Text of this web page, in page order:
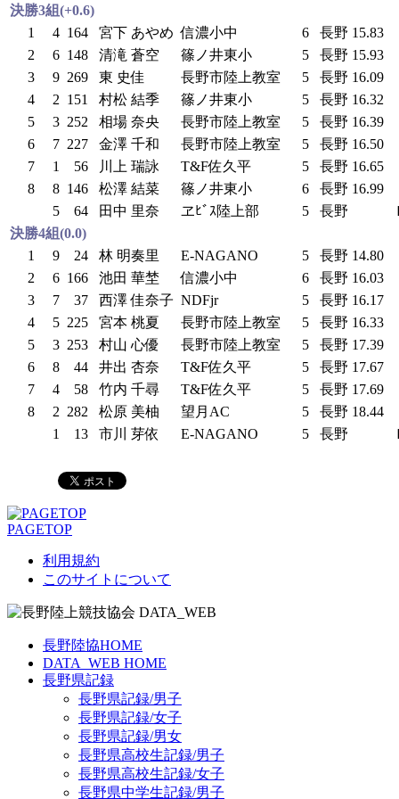
決勝3組(+0.6)
1
4 164 宮下 あやめ 信濃小中 6 長野 15.83
2
6 148 清滝 蒼空 篠ノ井東小 5 長野 15.93
3
9 269 東 史佳 長野市陸上教室 5 長野 16.09
4
2 151 村松 結季 篠ノ井東小 5 長野 16.32
5
3 252 相場 奈央 長野市陸上教室 5 長野 16.39
6
7 227 金澤 千和 長野市陸上教室 5 長野 16.50
7
1 56 川上 瑞詠 T&F佐久平 5 長野 16.65
8
8 146 松澤 結菜 篠ノ井東小 6 長野 16.99
5
64 田中 里奈 ヱﾋﾞｽ陸上部 5 長野
決勝4組(0.0)
1
9 24 林 明奏里 E-NAGANO 5 長野 14.80
2
6 166 池田 華埜 信濃小中 6 長野 16.03
3
7 37 西澤 佳奈子 NDFjr 5 長野 16.17
4
5 225 宮本 桃夏 長野市陸上教室 5 長野 16.33
5
3 253 村山 心優 長野市陸上教室 5 長野 17.39
6
8 44 井出 杏奈 T&F佐久平 5 長野 17.67
7
4 58 竹内 千尋 T&F佐久平 5 長野 17.69
8
2 282 松原 美柚 望月AC 5 長野 18.44
1
13 市川 芽依 E-NAGANO 5 長野
PAGETOP
利用規約
このサイトについて
長野陸協HOME
DATA_WEB HOME
長野県記録
長野県記録/男子
長野県記録/女子
長野県記録/男女
長野県高校生記録/男子
長野県高校生記録/女子
長野県中学生記録/男子